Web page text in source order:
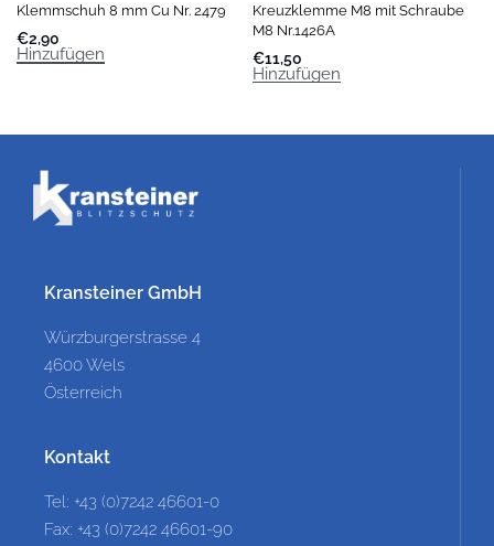
Klemmschuh 8 mm Cu Nr. 2479
€2,90
Hinzufügen
Kreuzklemme M8 mit Schraube
M8 Nr.1426A
€11,50
Hinzufügen
Kransteiner GmbH
Würzburgerstrasse 4
4600 Wels
Österreich
Kontakt
Tel: +43 (0)7242 46601-0
Fax: +43 (0)7242 46601-90